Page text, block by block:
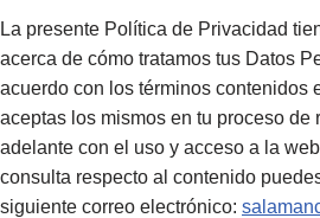
La presente Política de Privacidad
acerca de cómo tratamos tus Datos
acuerdo con los términos contenidos
aceptas los mismos en tu proceso de
adelante con el uso y acceso a la
consulta respecto al contenido
siguiente correo electrónico: